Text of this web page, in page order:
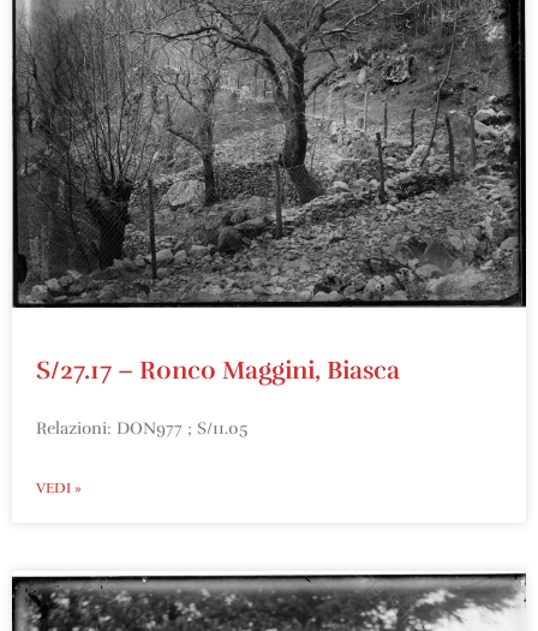
S/27.17 – Ronco Maggini, Biasca
Relazioni: DON977 ; S/11.05
VEDI »